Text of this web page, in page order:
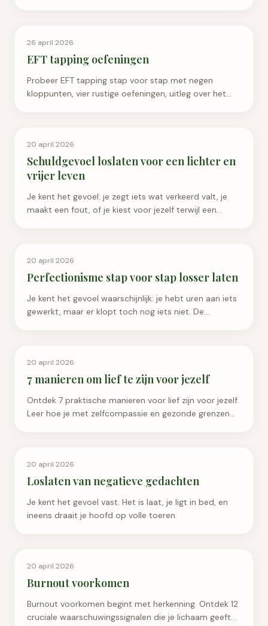
Emotioneel Welzijn
26 april 2026
EFT tapping oefeningen
Probeer EFT tapping stap voor stap met negen
kloppunten, vier rustige oefeningen, uitleg over het
Emotioneel Welzijn
20 april 2026
Schuldgevoel loslaten voor een lichter en
vrijer leven
Je kent het gevoel: je zegt iets wat verkeerd valt, je
maakt een fout, of je kiest voor jezelf terwijl een
Emotioneel Welzijn
20 april 2026
Perfectionisme stap voor stap losser laten
Je kent het gevoel waarschijnlijk: je hebt uren aan iets
gewerkt, maar er klopt toch nog iets niet. De
Emotioneel Welzijn
20 april 2026
7 manieren om lief te zijn voor jezelf
Ontdek 7 praktische manieren voor lief zijn voor jezelf.
Leer hoe je met zelfcompassie en gezonde grenzen
Emotioneel Welzijn
20 april 2026
Loslaten van negatieve gedachten
Je kent het gevoel vast. Het is laat, je ligt in bed, en
ineens draait je hoofd op volle toeren.
Emotioneel Welzijn
20 april 2026
Burnout voorkomen
Burnout voorkomen begint met herkenning. Ontdek 12
cruciale waarschuwingssignalen die je lichaam geeft